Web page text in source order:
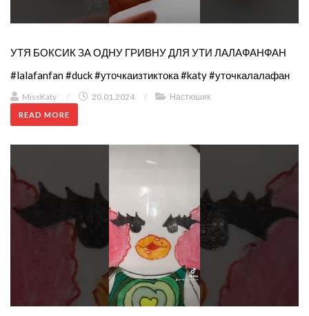
УТЯ БОКСИК ЗА ОДНУ ГРИВНУ ДЛЯ УТИ ЛАЛАФАНФАН
#lalafanfan #duck #уточкаизтиктока #katy #уточкалалафан
MissKaty / 20.01.2024 / Настюшик
READ MORE